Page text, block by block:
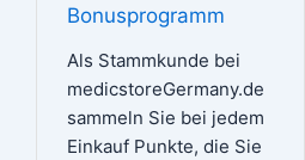
Bonusprogramm
Als Stammkunde bei
medicstoreGermany.de
sammeln Sie bei jedem
Einkauf Punkte, die Sie